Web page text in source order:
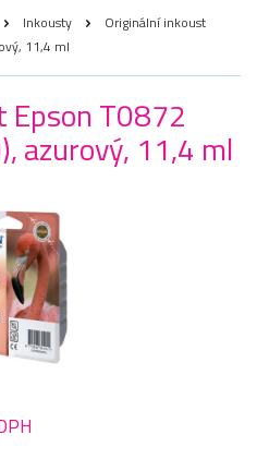
Inkousty
Originální inkoust
11,4 ml
Epson T0872
azurový, 11,4 ml